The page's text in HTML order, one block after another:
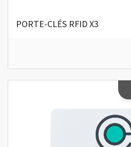
PORTE-CLÉS RFID X3